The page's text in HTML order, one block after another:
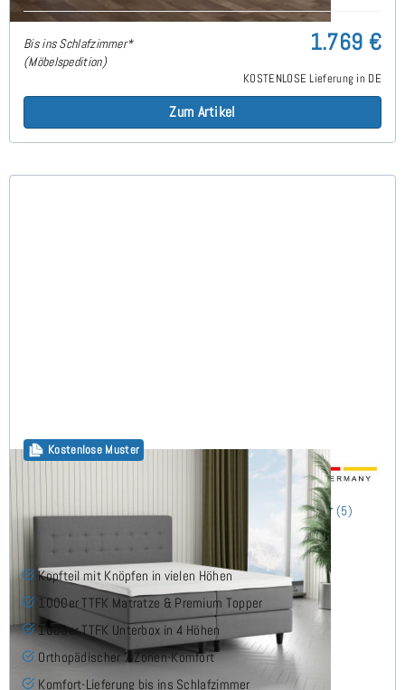
Bis ins Schlafzimmer*
(Möbelspedition)
1.769 €
KOSTENLOSE Lieferung in DE
Zum Artikel
Kostenlose Muster
Salo Boxspringbett 200x200 cm (5)
Kopfteil mit Knöpfen in vielen Höhen
1000er TTFK Matratze & Premium Topper
1000er TTFK Unterbox in 4 Höhen
Orthopädischer 7 Zonen-Komfort
Komfort-Lieferung bis ins Schlafzimmer